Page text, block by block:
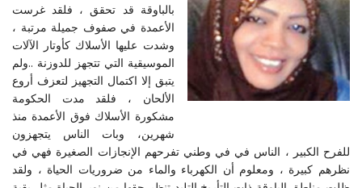
بالباوقة قد تحقق ، فلقد غرست
الأعمدة في صفوف جميلة مرتبة ،
وشدت عليها الأسلاك كأوتار الآلات
الموسيقية التي تتجهز للدوزنة ..ولم
يتبق إلا اكتمال التجهيز لتعزف أروع
الألحان ، فلقد مدت الحكومة
مشكورة الأسلاك فوق الأعمدة منذ
شهرين، وبات الناس يتجهزون
للفرح الكبير ، الناس في في وطني تفرحهم الإنجازات الصغيرة فهي في
نظرهم كبيرة ، ومعلوم أن الكهرباء والماء من ضروريات الحياة ، ولقد